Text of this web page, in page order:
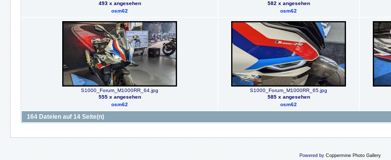
493 x angesehen
osm62
582 x angesehen
osm62
S1000_Forum_M1000RR_64.jpg
555 x angesehen
osm62
S1000_Forum_M1000RR_65.jpg
585 x angesehen
osm62
164 Dateien auf 14 Seite(n)
Powered by Coppermine Photo Gallery